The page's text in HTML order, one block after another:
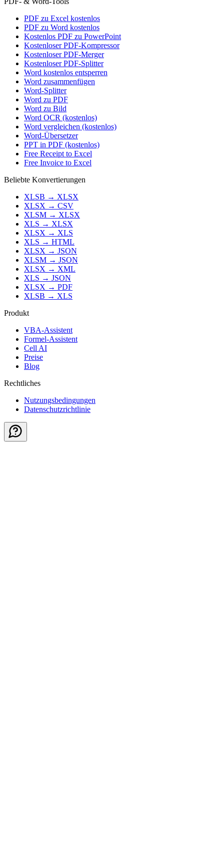
PDF zu Excel kostenlos
PDF zu Word kostenlos
Kostenlos PDF zu PowerPoint
Kostenloser PDF-Kompressor
Kostenloser PDF-Merger
Kostenloser PDF-Splitter
Word kostenlos entsperren
Word zusammenfügen
Word-Splitter
Word zu PDF
Word zu Bild
Word OCR (kostenlos)
Word vergleichen (kostenlos)
Word-Übersetzer
PPT in PDF (kostenlos)
Free Receipt to Excel
Free Invoice to Excel
Beliebte Konvertierungen
XLSB → XLSX
XLSX → CSV
XLSM → XLSX
XLS → XLSX
XLSX → XLS
XLS → HTML
XLSX → JSON
XLSM → JSON
XLSX → XML
XLS → JSON
XLSX → PDF
XLSB → XLS
Produkt
VBA-Assistent
Formel-Assistent
Cell AI
Preise
Blog
Rechtliches
Nutzungsbedingungen
Datenschutzrichtlinie